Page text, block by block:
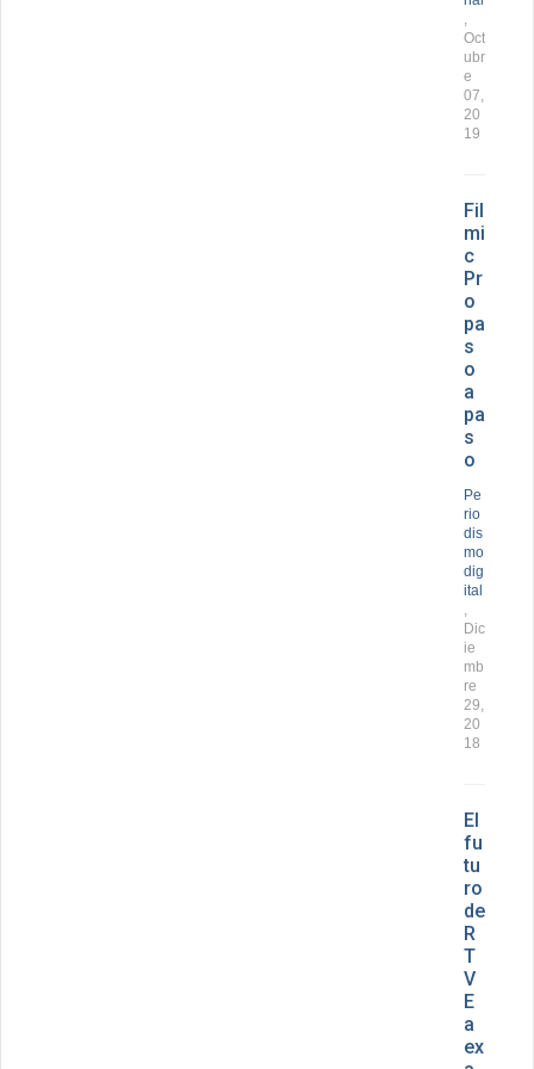
Oct
ubr
e
07,
20
19
Fil
mi
c
Pr
o
pa
s
o
a
pa
s
o
Pe
rio
dis
mo
dig
ital
Dic
ie
mb
re
29,
20
18
El
fu
tu
ro
de
R
T
V
E
a
ex